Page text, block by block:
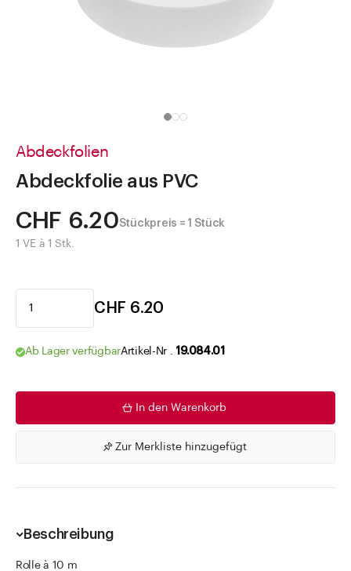
Abdeckfolien
Abdeckfolie aus PVC
CHF 6.20Stückpreis = 1 Stück
1 VE à 1 Stk.
CHF 6.20
Ab Lager verfügbarArtikel-Nr . 19.084.01
In den Warenkorb
Zur Merkliste hinzugefügt
Beschreibung
Rolle à 10 m